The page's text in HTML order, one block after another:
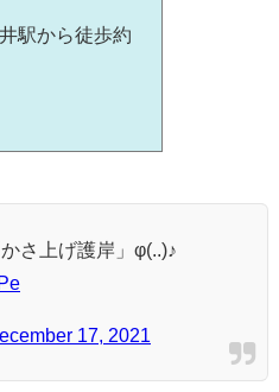
駅から徒歩約
さ上げ護岸」φ(..)♪
17, 2021